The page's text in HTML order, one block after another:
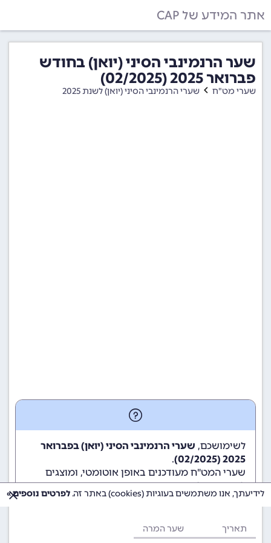
אתר המידע של CAP
שער הרנמינבי הסיני (יואן) בחודש
פברואר 2025 (02/2025)
שערי מט"ח שערי הרנמינבי הסיני (יואן) לשנת 2025
לשימושכם, שערי הרנמינבי הסיני (יואן) בפברואר
2025 (02/2025)
.
שערי המט"ח מעודכנים באופן אוטומטי, ומוצגים
לשימוש גולשי ומשתמשי האתר.
תאריך שער המרה
לידיעתך, אנו משתמשים בעוגיות (cookies) באתר זה. לפרטים נוספים »